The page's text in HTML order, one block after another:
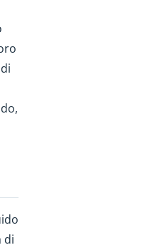
di